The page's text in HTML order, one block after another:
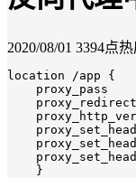
2020/08/01 3394点
location /app {
proxy_pass
    }